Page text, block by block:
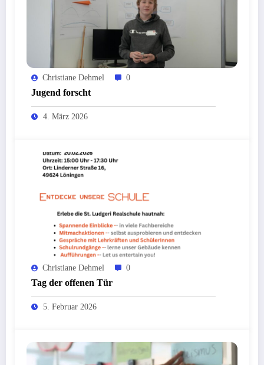
Christiane Dehmel 0
Jugend forscht
4. März 2026
Christiane Dehmel 0
Tag der offenen Tür
5. Februar 2026